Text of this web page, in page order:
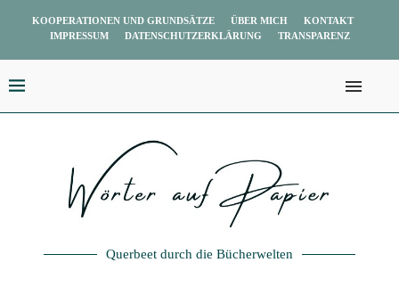
KOOPERATIONEN UND GRUNDSÄTZE ÜBER MICH
KONTAKT
IMPRESSUM
DATENSCHUTZERKLÄRUNG TRANSPARENZ
Querbeet durch die Bücherwelten